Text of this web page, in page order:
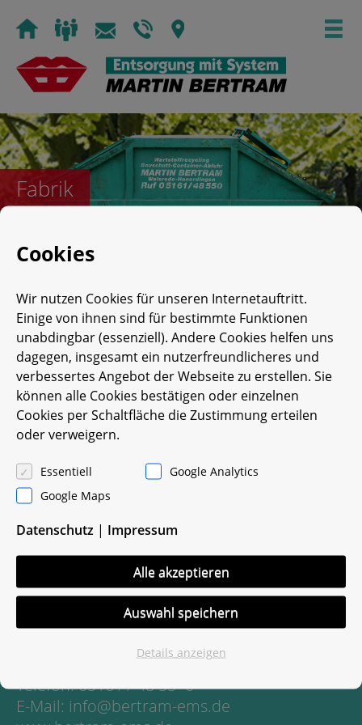
content
Fabrik
Posted on1. Januar 1932
Entsorgung mit System
Martin Bertram e.K.
Bomlitzer Str. 28, 29664 Walsrode
Telefon: 05161 / 48 55 -0
E-Mail: info@bertram-ems.de
Cookies
Wir nutzen Cookies für unseren Internetauftritt.
Einige von ihnen sind für bestimmte Funktionen
unabdingbar (essenziell). Andere Cookies helfen uns
dagegen, insgesamt ein nutzerfreundlicheres und
verbessertes Angebot der Webseite zu erstellen. Sie
können alle Cookies bestätigen oder einzelnen
Cookies per Schaltfläche die Zustimmung erteilen
oder verweigern.
Essentiell
Google Analytics
Google Maps
Datenschutz | Impressum
Alle akzeptieren
Auswahl speichern
Details anzeigen